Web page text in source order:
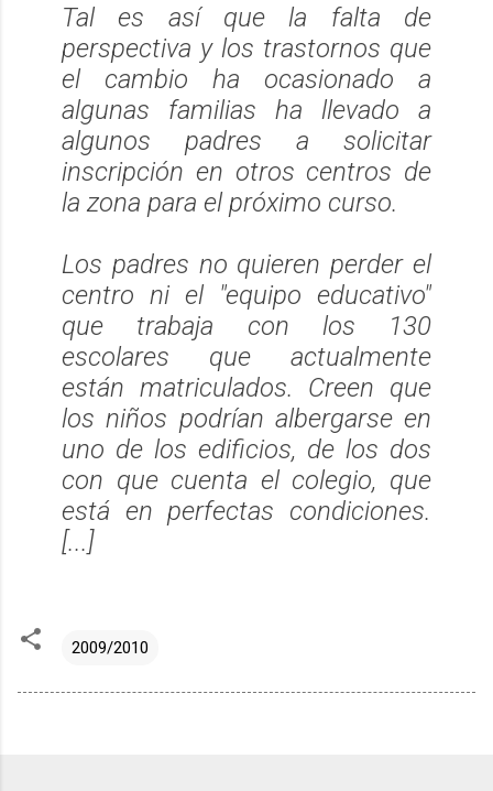
Tal es así que la falta de
perspectiva y los trastornos que
el cambio ha ocasionado a
algunas familias ha llevado a
algunos padres a solicitar
inscripción en otros centros de
la zona para el próximo curso.
Los padres no quieren perder el
centro ni el "equipo educativo"
que trabaja con los 130
escolares que actualmente
están matriculados. Creen que
los niños podrían albergarse en
uno de los edificios, de los dos
con que cuenta el colegio, que
está en perfectas condiciones.
[...]
2009/2010